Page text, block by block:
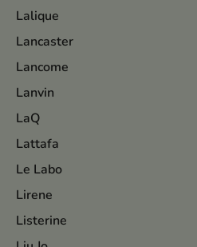
Lalique
Lancaster
Lancome
Lanvin
LaQ
Lattafa
Le Labo
Lirene
Listerine